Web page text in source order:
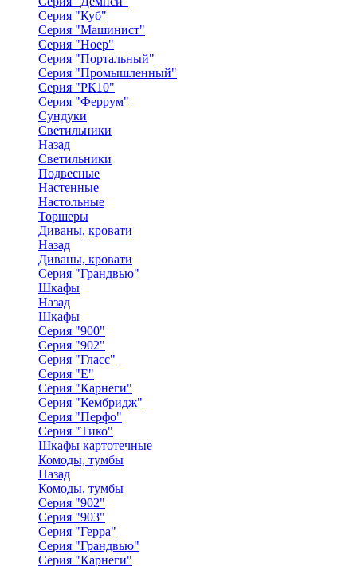
Серия "Куб"
Серия "Машинист"
Серия "Ноер"
Серия "Портальный"
Серия "Промышленный"
Серия "РК10"
Серия "Феррум"
Сундуки
Светильники
Назад
Светильники
Подвесные
Настенные
Настольные
Торшеры
Диваны, кровати
Назад
Диваны, кровати
Серия "Грандвью"
Шкафы
Назад
Шкафы
Серия "900"
Серия "902"
Серия "Гласс"
Серия "Е"
Серия "Карнеги"
Серия "Кембридж"
Серия "Перфо"
Серия "Тико"
Шкафы картотечные
Комоды, тумбы
Назад
Комоды, тумбы
Серия "902"
Серия "903"
Серия "Герра"
Серия "Грандвью"
Серия "Карнеги"